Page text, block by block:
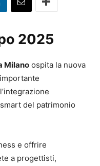
2025
Milano ospita la nuova
del patrimonio
e offrire
a progettisti,